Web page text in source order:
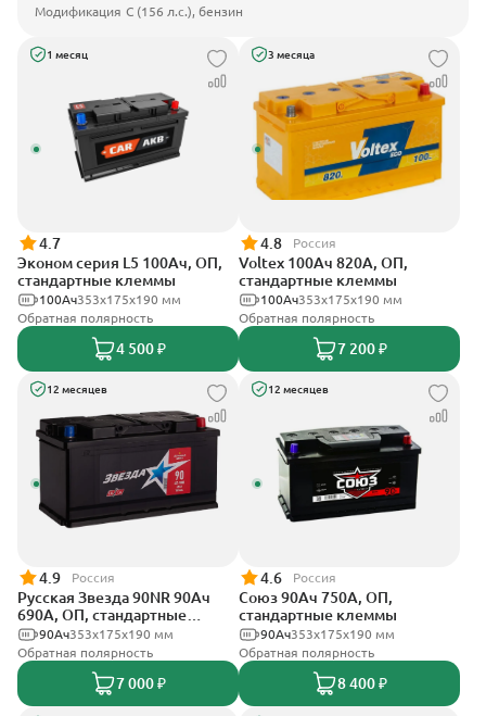
Модификация C (156 л.с.), бензин
1 месяц
4.7
Эконом серия L5 100Ач, ОП,
стандартные клеммы
353х175х190 мм
100Ач
Обратная полярность
4 500 ₽
3 месяца
4.8 Россия
Voltex 100Ач 820А, ОП,
стандартные клеммы
353х175х190 мм
100Ач
Обратная полярность
7 200 ₽
12 месяцев
4.9 Россия
Русская Звезда 90NR 90Ач
690А, ОП, стандартные
клеммы353x175x190 мм
90Ач
Обратная полярность
7 000 ₽
12 месяцев
4.6 Россия
Союз 90Ач 750А, ОП,
стандартные клеммы
353x175x190 мм
90Ач
Обратная полярность
8 400 ₽